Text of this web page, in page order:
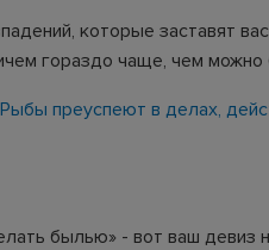
которые заставят
гораздо чаще, чем
преуспеют в делах,
былью» - вот ваш девиз